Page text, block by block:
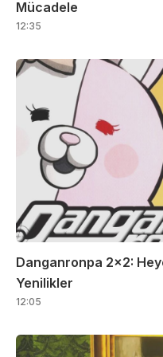
Mücadele
12:35
Danganronpa 2×2:
Yenilikler
12:05